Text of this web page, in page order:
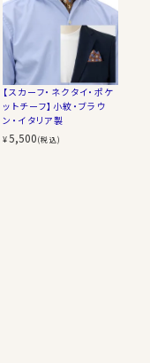
【スカーフ・ネクタイ・ポケ
ットチーフ】小紋・ブラウ
ン・イタリア製
¥5,500(税込)